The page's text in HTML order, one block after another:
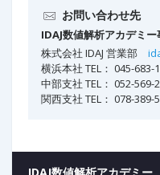
お問い合わせ先
IDAJ数値解析アカデミー
株式会社 IDAJ 営業部
横浜本社 TEL： 045-683-
中部支社 TEL： 052-569-
関西支社 TEL： 078-389-